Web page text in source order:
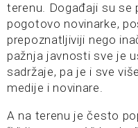
terenu. Događaji su se
pogotovo novinarke,
prepoznatljiviji nego
pažnja javnosti sve je
sadržaje, pa je i sve
medije i novinare.
A na terenu je često